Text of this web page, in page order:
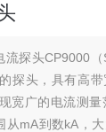
流探头CP9000
探头，具有高
宽广的电流测
从mA到数kA，